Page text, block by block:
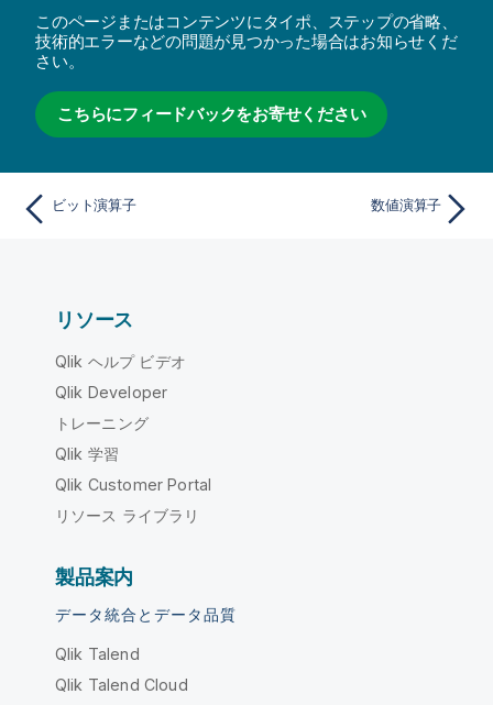
このページまたはコンテンツにタイポ、ステップの省略、
技術的エラーなどの問題が見つかった場合はお知らせくだ
さい。
こちらにフィードバックをお寄せください
ビット演算子 数値演算子
リソース
Qlik ヘルプ ビデオ
Qlik Developer
トレーニング
Qlik 学習
Qlik Customer Portal
リソース ライブラリ
製品案内
データ統合とデータ品質
Qlik Talend
Qlik Talend Cloud